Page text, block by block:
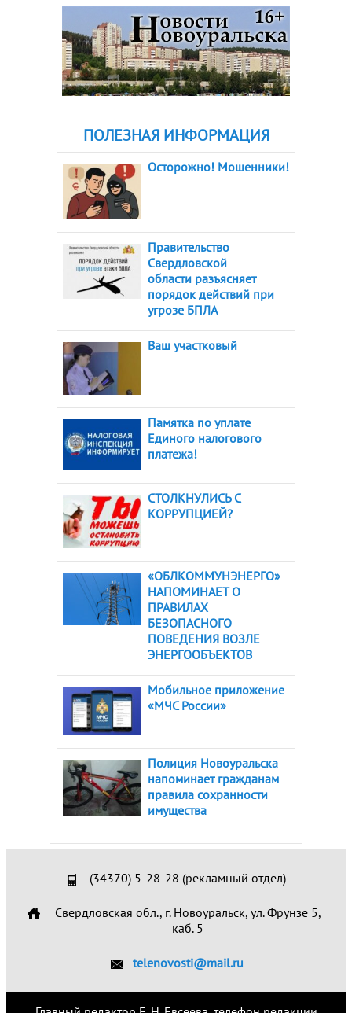
ПОЛЕЗНАЯ ИНФОРМАЦИЯ
Осторожно! Мошенники!
Правительство
Свердловской
области разъясняет
порядок действий при
угрозе БПЛА
Ваш участковый
Памятка по уплате
Единого налогового
платежа!
СТОЛКНУЛИСЬ С
КОРРУПЦИЕЙ?
«ОБЛКОММУНЭНЕРГО»
НАПОМИНАЕТ О
ПРАВИЛАХ
БЕЗОПАСНОГО
ПОВЕДЕНИЯ ВОЗЛЕ
ЭНЕРГООБЪЕКТОВ
Мобильное приложение
«МЧС России»
Полиция Новоуральска
напоминает гражданам
правила сохранности
имущества
(34370) 5-28-28 (рекламный отдел)
Свердловская обл., г. Новоуральск, ул. Фрунзе 5,
каб. 5
telenovosti@mail.ru